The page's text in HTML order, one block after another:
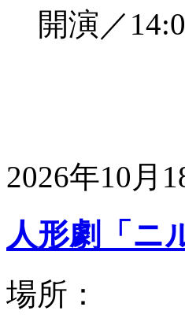
開演／
2026年10月
人形劇「ニ
場所：